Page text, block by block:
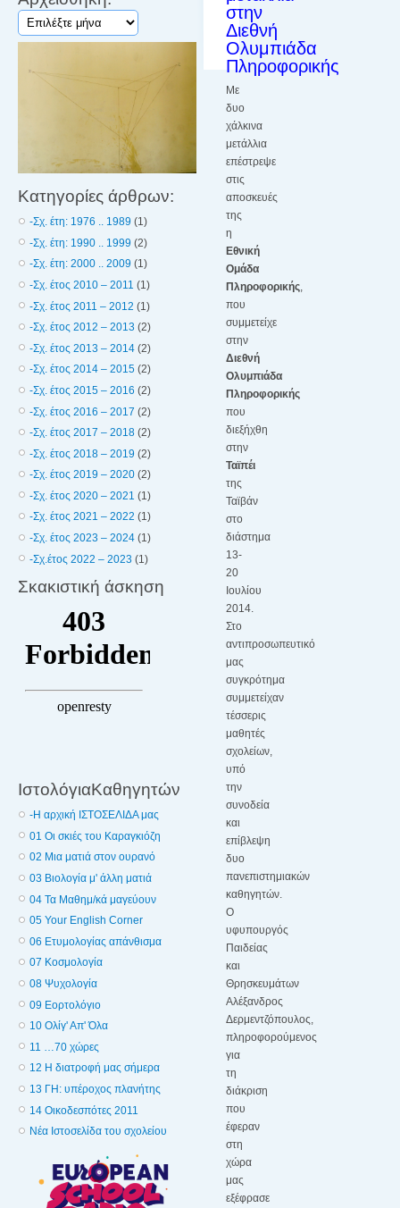
Αρχειοθήκη:
Κατηγορίες άρθρων:
-Σχ. έτη: 1976 .. 1989 (1)
-Σχ. έτη: 1990 .. 1999 (2)
-Σχ. έτη: 2000 .. 2009 (1)
-Σχ. έτος 2010 – 2011 (1)
-Σχ. έτος 2011 – 2012 (1)
-Σχ. έτος 2012 – 2013 (2)
-Σχ. έτος 2013 – 2014 (2)
-Σχ. έτος 2014 – 2015 (2)
-Σχ. έτος 2015 – 2016 (2)
-Σχ. έτος 2016 – 2017 (2)
-Σχ. έτος 2017 – 2018 (2)
-Σχ. έτος 2018 – 2019 (2)
-Σχ. έτος 2019 – 2020 (2)
-Σχ. έτος 2020 – 2021 (1)
-Σχ. έτος 2021 – 2022 (1)
-Σχ. έτος 2023 – 2024 (1)
-Σχ.έτος 2022 – 2023 (1)
Σκακιστική άσκηση
ΙστολόγιαΚαθηγητών
-Η αρχική ΙΣΤΟΣΕΛΙΔΑ μας
01 Οι σκιές του Καραγκιόζη
02 Μια ματιά στον ουρανό
03 Βιολογία μ' άλλη ματιά
04 Τα Μαθημ/κά μαγεύουν
05 Your English Corner
06 Ετυμολογίας απάνθισμα
07 Κοσμολογία
08 Ψυχολογία
09 Εορτολόγιο
10 Ολίγ' Απ' Όλα
11 …70 χώρες
12 Η διατροφή μας σήμερα
13 ΓΗ: υπέροχος πλανήτης
14 Οικοδεσπότες 2011
Νέα Ιστοσελίδα του σχολείου
στην
Διεθνή
Ολυμπιάδα
Πληροφορικής
Με
δυο
χάλκινα
μετάλλια
επέστρεψε
στις
αποσκευές
της
η
Εθνική
Ομάδα
Πληροφορικής
που
συμμετείχε
στην
Διεθνή
Ολυμπιάδα
Πληροφορικής
που
διεξήχθη
στην
Ταϊπέι
της
Ταϊβάν
στο
διάστημα
13-
20
Ιουλίου
2014.
Στο
αντιπροσωπευτικό
μας
συγκρότημα
συμμετείχαν
τέσσερις
μαθητές
σχολείων,
υπό
την
συνοδεία
και
επίβλεψη
δυο
πανεπιστημιακών
καθηγητών.
Ο
υφυπουργός
Παιδείας
και
Θρησκευμάτων
Αλέξανδρος
Δερμεντζόπουλος,
πληροφορούμενος
για
τη
διάκριση
που
έφεραν
στη
χώρα
μας
εξέφρασε